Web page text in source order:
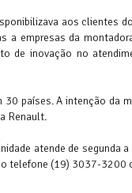
aos clientes
a empresas da
de inovação no
países. A intenção da
Renault.
atende de
telefone (19) 3037-3200